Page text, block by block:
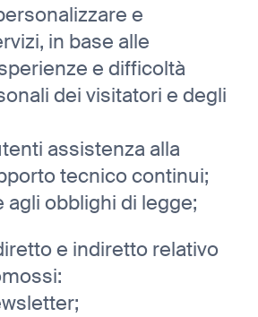
e
in base alle
e difficoltà
dei visitatori e degli
assistenza alla
tecnico continui;
agli obblighi di legge;
e indiretto relativo